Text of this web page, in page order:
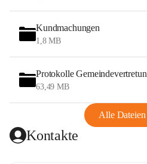
Kundmachungen
1,8 MB
Protokolle
63,49 MB
Alle Dateien
Kontakte